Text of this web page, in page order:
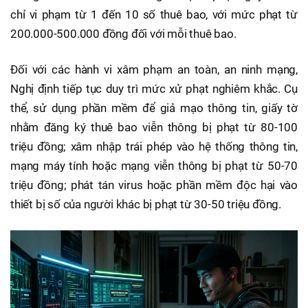
chỉ vi phạm từ 1 đến 10 số thuê bao, với mức phạt từ
200.000-500.000 đồng đối với mỗi thuê bao.
Đối với các hành vi xâm phạm an toàn, an ninh mạng,
Nghị định tiếp tục duy trì mức xử phạt nghiêm khắc. Cụ
thể, sử dụng phần mềm để giả mạo thông tin, giấy tờ
nhằm đăng ký thuê bao viễn thông bị phạt từ 80-100
triệu đồng; xâm nhập trái phép vào hệ thống thông tin,
mạng máy tính hoặc mạng viễn thông bị phạt từ 50-70
triệu đồng; phát tán virus hoặc phần mềm độc hại vào
thiết bị số của người khác bị phạt từ 30-50 triệu đồng.